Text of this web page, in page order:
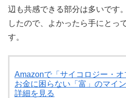
辺も共感できる部分は多いです
したので、よかったら手にとっ
す。
Amazonで「サイコロジー・
お金に困らない「富」のマイ
詳細を見る